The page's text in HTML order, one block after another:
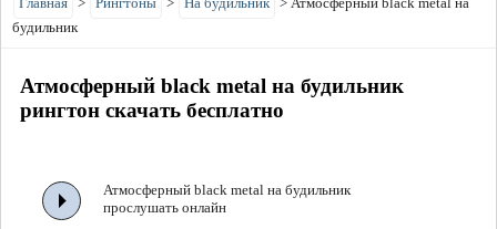
будильник
Атмосферный black metal на будильник
рингтон скачать бесплатно
Атмосферный black metal на будильник
прослушать онлайн